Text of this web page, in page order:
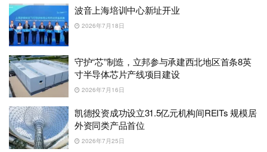
波音上海培训中心新址开业
2026年7月18日
守护“芯”制造，立邦参与承建西北地区首条8英
寸半导体芯片产线项目建设
2026年7月16日
凯德投资成功设立31.5亿元机构间REITs 规模居
外资同类产品首位
2026年7月25日